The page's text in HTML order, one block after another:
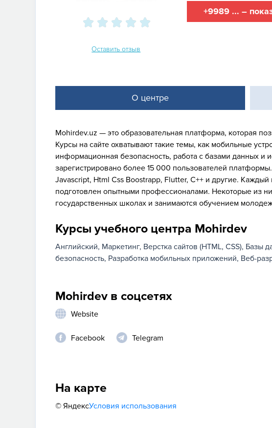
Оставить отзыв
+9989 ... –
О центре
Mohirdev.uz — это образовательная платформа, которая
Курсы на сайте охватывают такие темы, как мобильные
информационная безопасность, работа с базами данных и
зарегистрировано более 15 000 пользователей
Javascript, Html Css Boostrapp, Flutter, C++ и другие.
подготовлен опытными профессионалами. Некоторые из
государственных школах и занимаются обучением
Курсы учебного центра Mohirdev
Английский Маркетинг Верстка сайтов (HTML, CSS) Базы
безопасность Разработка мобильных приложений Веб-
Mohirdev в соцсетях
Website
Facebook Telegram
На карте
© ЯндексУсловия использования